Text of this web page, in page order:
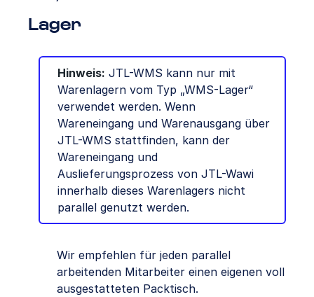
Lager
Hinweis: JTL-WMS kann nur mit
Warenlagern vom Typ „WMS-Lager“
verwendet werden. Wenn
Wareneingang und Warenausgang über
JTL-WMS stattfinden, kann der
Wareneingang und
Auslieferungsprozess von JTL-Wawi
innerhalb dieses Warenlagers nicht
parallel genutzt werden.
Wir empfehlen für jeden parallel
arbeitenden Mitarbeiter einen eigenen voll
ausgestatteten Packtisch.